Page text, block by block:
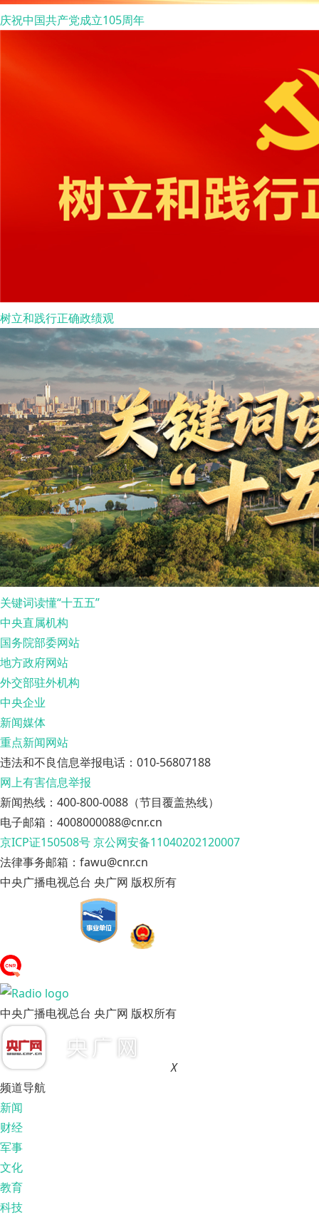
庆祝中国共产党成立105周年
树立和践行正确政绩观
关键词读懂“十五五”
中央直属机构
国务院部委网站
地方政府网站
外交部驻外机构
中央企业
新闻媒体
重点新闻网站
违法和不良信息举报电话：010-56807188
网上有害信息举报
新闻热线：400-800-0088（节目覆盖热线）
电子邮箱：4008000088@cnr.cn
京ICP证150508号京公网安备11040202120007
法律事务邮箱：fawu@cnr.cn
中央广播电视总台 央广网 版权所有
中央广播电视总台 央广网 版权所有
X
频道导航
新闻
财经
军事
文化
教育
科技